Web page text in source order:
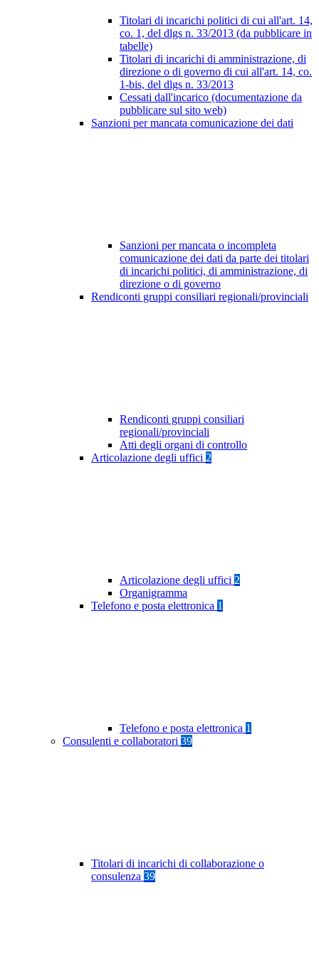
Titolari di incarichi politici di cui all'art. 14,
co. 1, del dlgs n. 33/2013 (da pubblicare in
tabelle)
Titolari di incarichi di amministrazione, di
direzione o di governo di cui all'art. 14, co.
1-bis, del dlgs n. 33/2013
Cessati dall'incarico (documentazione da
pubblicare sul sito web)
Sanzioni per mancata comunicazione dei dati
Sanzioni per mancata o incompleta
comunicazione dei dati da parte dei titolari
di incarichi politici, di amministrazione, di
direzione o di governo
Rendiconti gruppi consiliari regionali/provinciali
Rendiconti gruppi consiliari
regionali/provinciali
Atti degli organi di controllo
Articolazione degli uffici 2
Articolazione degli uffici 2
Organigramma
Telefono e posta elettronica 1
Telefono e posta elettronica 1
Consulenti e collaboratori 39
Titolari di incarichi di collaborazione o
consulenza 39